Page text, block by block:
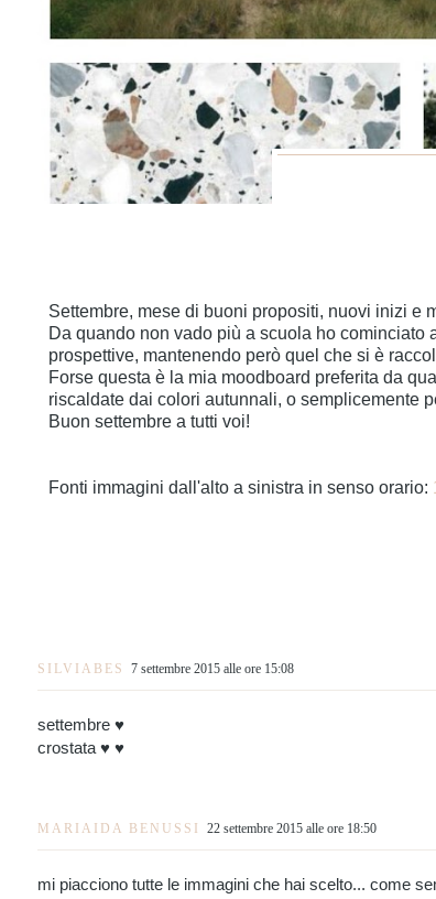
Settembre, mese di buoni propositi, nuovi inizi e
Da quando non vado più a scuola ho
prospettive, mantenendo però quel che si è
Forse questa è la mia moodboard preferita da
riscaldate dai colori autunnali, o semplicemente
Buon settembre a tutti voi!
Fonti immagini dall'alto a sinistra in senso orario: 1
SILVIABES 7 settembre 2015 alle ore 15:08
settembre ♥
crostata ♥ ♥
MARIAIDA BENUSSI 22 settembre 2015 alle ore 18:50
mi piacciono tutte le immagini che hai scelto... come